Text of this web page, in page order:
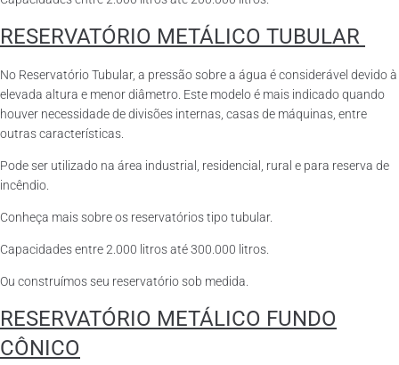
RESERVATÓRIO METÁLICO TUBULAR
No Reservatório Tubular, a pressão sobre a água é considerável devido à
elevada altura e menor diâmetro. Este modelo é mais indicado quando
houver necessidade de divisões internas, casas de máquinas, entre
outras características.
Pode ser utilizado na área industrial, residencial, rural e para reserva de
incêndio.
Conheça mais sobre os reservatórios tipo tubular.
Capacidades entre 2.000 litros até 300.000 litros.
Ou construímos seu reservatório sob medida.
RESERVATÓRIO METÁLICO FUNDO
CÔNICO